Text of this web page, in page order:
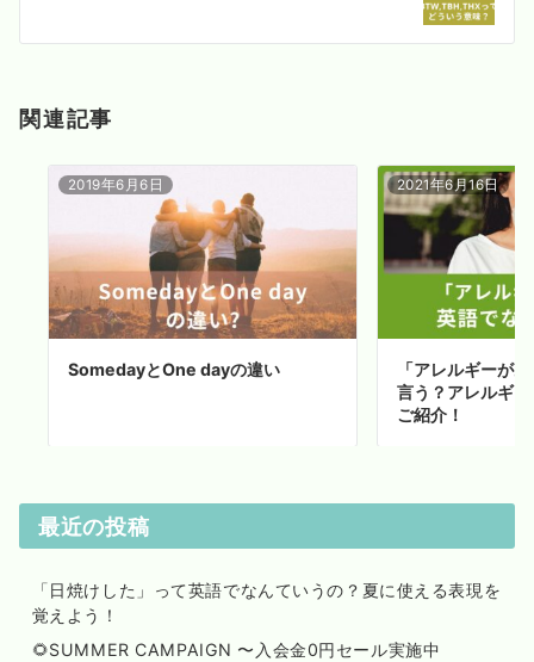
ン
関連記事
2019年6月6日
SomedayとOne dayの違い
2021年6月16日
「アレルギーが
言う？アレルギ
ご紹介！
最近の投稿
「日焼けした」って英語でなんていうの？夏に使える表現を
覚えよう！
🌻SUMMER CAMPAIGN 〜入会金0円セール実施中